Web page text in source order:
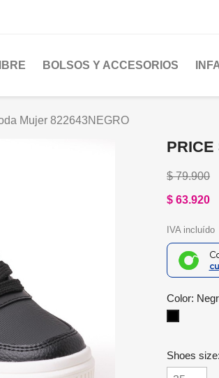
BOLSOS Y ACCESORIOS
Mujer 822643NEGRO
PRICE
$ 79.900
$ 63.920
IVA incluído
Color:
Shoes